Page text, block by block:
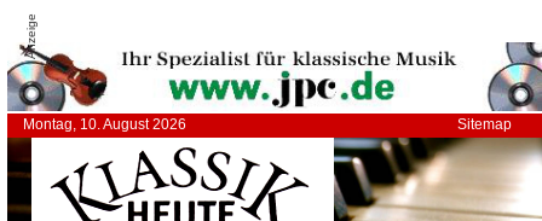
Anzeige
Montag, 10. August 2026 Sitemap